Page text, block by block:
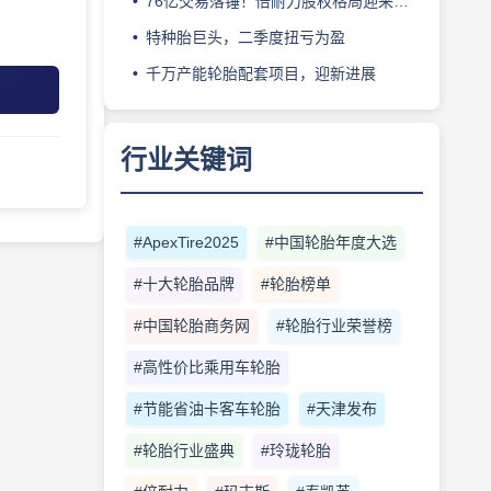
特种胎巨头，二季度扭亏为盈
千万产能轮胎配套项目，迎新进展
行业关键词
#ApexTire2025 #中国轮胎年度大选
#十大轮胎品牌 #轮胎榜单
#中国轮胎商务网 #轮胎行业荣誉榜
#高性价比乘用车轮胎
#节能省油卡客车轮胎 #天津发布
#轮胎行业盛典 #玲珑轮胎